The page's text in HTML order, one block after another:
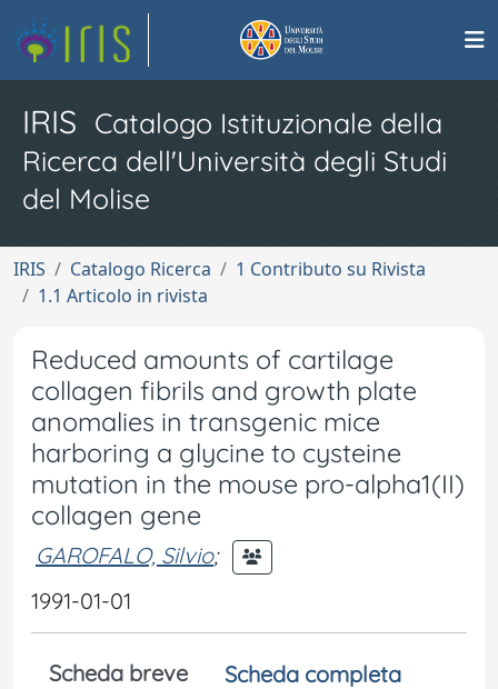
IRIS Catalogo Istituzionale della
Ricerca dell'Università degli Studi
del Molise
IRIS Catalogo Ricerca
1 Contributo su Rivista
1.1 Articolo in rivista
Reduced amounts of cartilage
collagen fibrils and growth plate
anomalies in transgenic mice
harboring a glycine to cysteine
mutation in the mouse pro-alpha1(II)
collagen gene
GAROFALO, Silvio;
1991-01-01
Scheda breve
Scheda completa